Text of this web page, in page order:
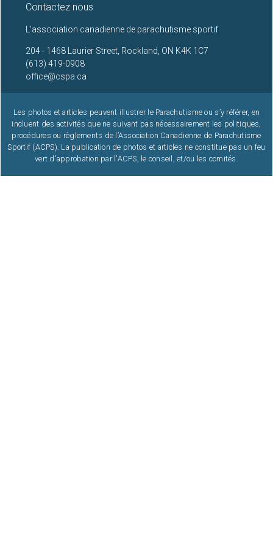
23
Contactez nous
L'association canadienne de parachutisme sportif
204 - 1468 Laurier Street, Rockland, ON K4K 1C7
(613) 419-0908
office@cspa.ca
Les photos et articles peuvent illustrer le Parachutisme ou s’y référer, en
incluent des activités que ne suivant pas nécessairement les politiques,
procédures ou règlements de l’Association Canadienne de Parachutisme
Sportif (ACPS). La publication de photos et articles ne constitue pas un feu
vert d'approbation par l'ACPS, le conseil, et/ou les comités.